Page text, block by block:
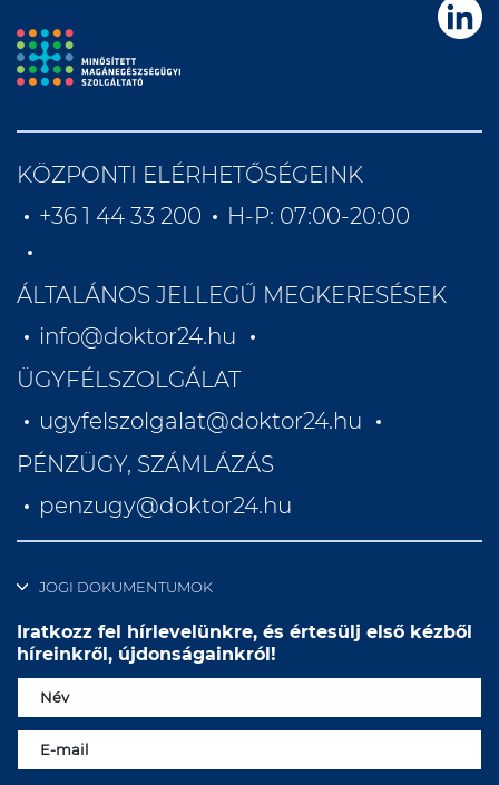
KÖZPONTI ELÉRHETŐSÉGEINK
+36 1 44 33 200
H-P: 07:00-20:00
ÁLTALÁNOS JELLEGŰ MEGKERESÉSEK
info@doktor24.hu
ÜGYFÉLSZOLGÁLAT
ugyfelszolgalat@doktor24.hu
PÉNZÜGY, SZÁMLÁZÁS
penzugy@doktor24.hu
JOGI DOKUMENTUMOK
Iratkozz fel hírlevelünkre, és értesülj első kézből
híreinkről, újdonságainkról!